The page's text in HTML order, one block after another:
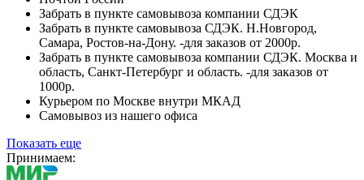
Забрать в пункте самовывоза компании СДЭК
Забрать в пункте самовывоза СДЭК. Н.Новгород,
Самара, Ростов-на-Дону. -для заказов от 2000р.
Забрать в пункте самовывоза компании СДЭК. Москва и
область, Санкт-Петербург и область. -для заказов от
1000р.
Курьером по Москве внутри МКАД
Самовывоз из нашего офиса
Показать еще
Принимаем: